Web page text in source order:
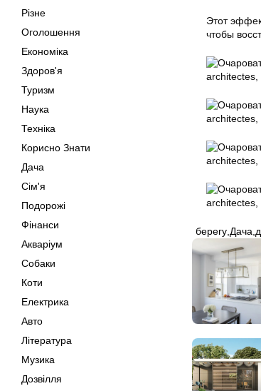
Різне
Оголошення
Економіка
Здоров'я
Туризм
Наука
Техніка
Корисно Знати
Дача
Сім'я
Подорожі
Фінанси
Акваріум
Собаки
Коти
Електрика
Авто
Література
Музика
Дозвілля
Этот
чтобы
берегу Дача